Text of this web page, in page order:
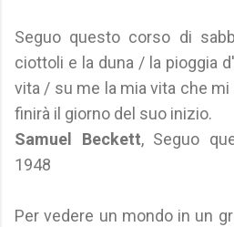
Seguo questo corso di
ciottoli e la duna / la pioggia
vita / su me la mia vita che
finirà il giorno del suo inizio.
Samuel Beckett, Seguo
1948
Per vedere un mondo in un